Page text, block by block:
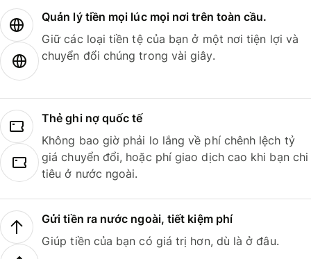
Quản lý tiền mọi lúc mọi nơi trên toàn cầu.
Giữ các loại tiền tệ của bạn ở một nơi tiện lợi và
chuyển đổi chúng trong vài giây.
Thẻ ghi nợ quốc tế
Không bao giờ phải lo lắng về phí chênh lệch tỷ
giá chuyển đổi, hoặc phí giao dịch cao khi bạn chi
tiêu ở nước ngoài.
Gửi tiền ra nước ngoài, tiết kiệm phí
Giúp tiền của bạn có giá trị hơn, dù là ở đâu.